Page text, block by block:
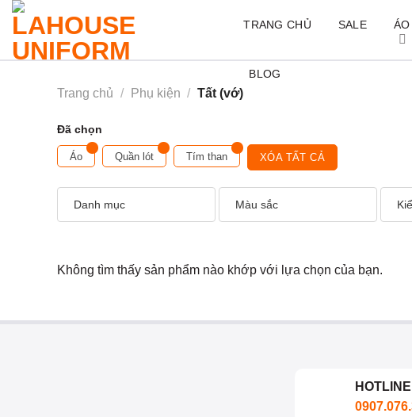
Skip
content
TRANG CHỦ SALE ÁO
BLOG
Trang chủ / Phụ kiện / Tất (vớ)
Đã chọn
Áo Quần lót Tím than XÓA TẤT CẢ
Danh mục Màu sắc
Không tìm thấy sản phẩm nào khớp với lựa chọn của bạn.
HOTLINE